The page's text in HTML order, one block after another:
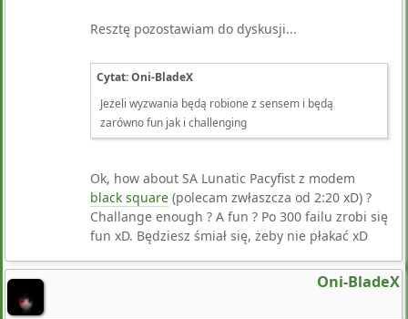
Resztę pozostawiam do dyskusji...
Cytat: Oni-BladeX
Jeżeli wyzwania będą robione z sensem i będą
zarówno fun jak i challenging
Ok, how about SA Lunatic Pacyfist z modem
black square (polecam zwłaszcza od 2:20 xD) ?
Challange enough ? A fun ? Po 300 failu zrobi się
fun xD. Będziesz śmiał się, żeby nie płakać xD
Oni-BladeX